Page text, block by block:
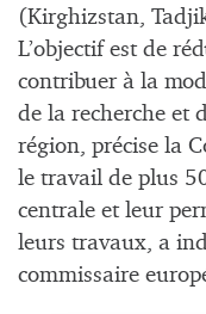
(Kirghizstan,
L’objectif est de
contribuer à la
de la recherche et
région, précise la
le travail de plus
centrale et leur
leurs travaux, a
commissaire